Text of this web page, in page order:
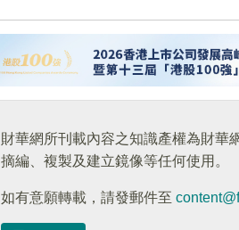
財華網所刊載內容之知識產權為財華
摘編、複製及建立鏡像等任何使用。
如有意願轉載，請發郵件至